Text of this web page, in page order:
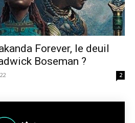
Forever, le deuil
Boseman ?
2